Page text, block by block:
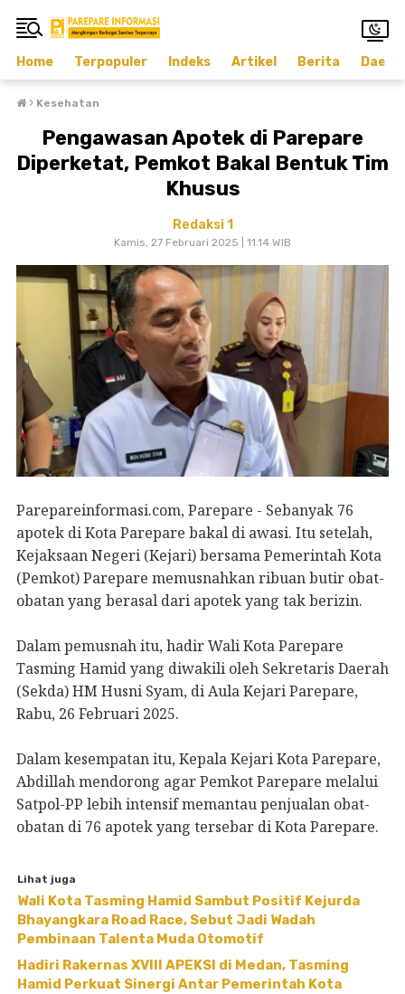
Home Terpopuler Indeks Artikel Berita
› Kesehatan
Pengawasan Apotek di Parepare
Diperketat, Pemkot Bakal Bentuk Tim
Khusus
Redaksi 1
Kamis, 27 Februari 2025 | 11.14 WIB
Parepareinformasi.com, Parepare - Sebanyak 76
apotek di Kota Parepare bakal di awasi. Itu setelah,
Kejaksaan Negeri (Kejari) bersama Pemerintah Kota
(Pemkot) Parepare memusnahkan ribuan butir obat-
obatan yang berasal dari apotek yang tak berizin.
Dalam pemusnah itu, hadir Wali Kota Parepare
Tasming Hamid yang diwakili oleh Sekretaris Daerah
(Sekda) HM Husni Syam, di Aula Kejari Parepare,
Rabu, 26 Februari 2025.
Dalam kesempatan itu, Kepala Kejari Kota Parepare,
Abdillah mendorong agar Pemkot Parepare melalui
Satpol-PP lebih intensif memantau penjualan obat-
obatan di 76 apotek yang tersebar di Kota Parepare.
Lihat juga
Wali Kota Tasming Hamid Sambut Positif Kejurda
Bhayangkara Road Race, Sebut Jadi Wadah
Pembinaan Talenta Muda Otomotif
Hadiri Rakernas XVIII APEKSI di Medan, Tasming
Hamid Perkuat Sinergi Antar Pemerintah Kota